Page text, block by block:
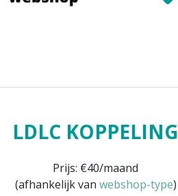
LDLC KOPPELING
Prijs: €40/maand
(afhankelijk van webshop-type)